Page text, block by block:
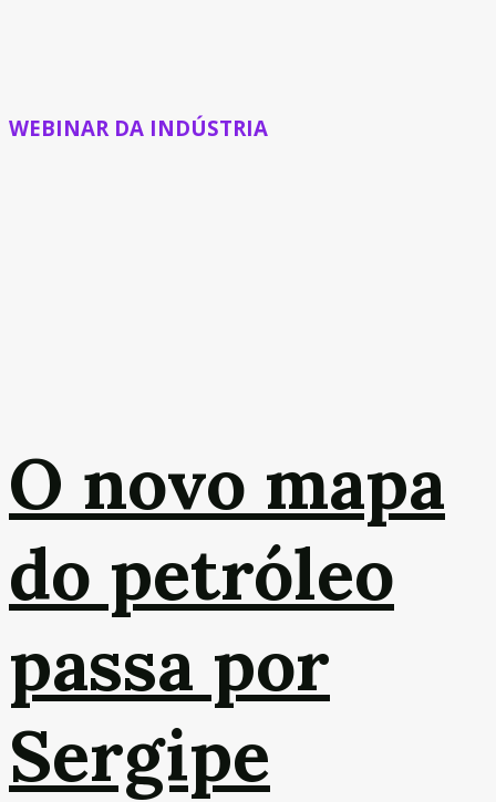
WEBINAR DA INDÚSTRIA
O novo mapa
do petróleo
passa por
Sergipe